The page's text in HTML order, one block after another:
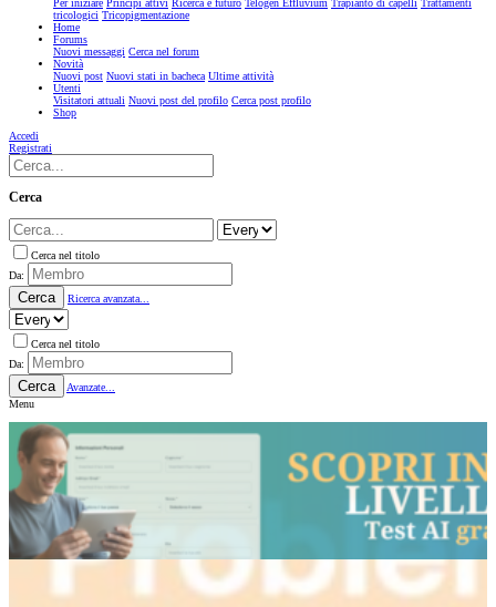
Per iniziare Principi attivi Ricerca e futuro Telogen Effluvium Trapianto di capelli Trattamenti
tricologici Tricopigmentazione
Home
Forums
Nuovi messaggi Cerca nel forum
Novità
Nuovi post Nuovi stati in bacheca Ultime attività
Utenti
Visitatori attuali Nuovi post del profilo Cerca post profilo
Shop
Accedi
Registrati
Cerca
Cerca nel titolo
Da:
Cerca Ricerca avanzata...
Cerca nel titolo
Da:
Cerca
Avanzate...
Menu